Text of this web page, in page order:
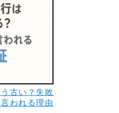
古い？失敗
われる理由